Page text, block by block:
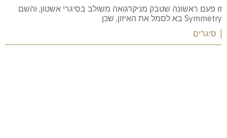
זו פעם ראשונה שטבק מניקרגואה משולב בסיגרי אשטון, והשם
Symmetry בא לסמל את האיזון, שכן
| סיגרים